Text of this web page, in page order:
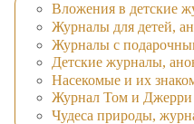
Вложения в детские
Журналы для детей,
Журналы с
Детские журналы,
Насекомые и их
Журнал Том и Джерри
Чудеса природы,